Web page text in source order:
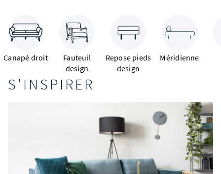
bien, seul(e) ou à plusieurs, sans faire le moindre compromis
entre confort physique et visuel. Et lesmeubles de salon
et
genre d’atmosphère dont on ne se lasse pas !
LE CANAPÉ : L’INDISPENSABLE
DES MEUBLES DE SALON
First things first : on choisit d’abord la pièce maîtresse : le
par excellence, le canapé se choisit
en fonction de la morphologie de la pièce : un espace étroit
ou multifonctions amènera à se diriger vers un modèle
convertible, adaptable à tout et prenant un minimum de
place une fois replié. En revanche, les salons XXL peuvent
accueillir un modèle 3 places, et parfois, 4, 5 ou même 6
Canapé droit
Fauteuil
design
Repose pieds
design
Méridienne
S'INSPIRER